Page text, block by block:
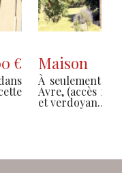
185 500 €
de Verneuil-sur-
un cadre paisible